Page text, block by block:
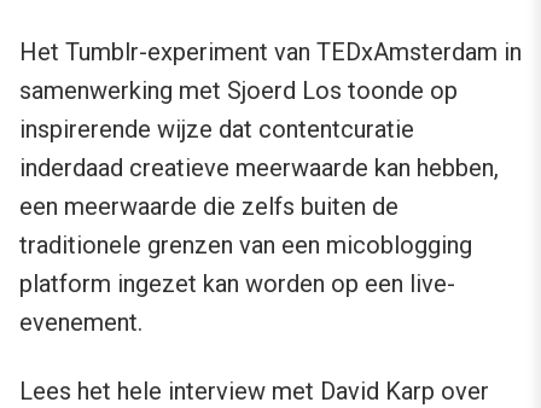
Het Tumblr-experiment van TEDxAmsterdam in
samenwerking met Sjoerd Los toonde op
inspirerende wijze dat contentcuratie
inderdaad creatieve meerwaarde kan hebben,
een meerwaarde die zelfs buiten de
traditionele grenzen van een micoblogging
platform ingezet kan worden op een live-
evenement.
Lees het hele interview met David Karp over